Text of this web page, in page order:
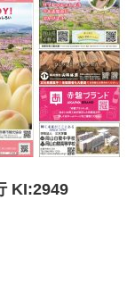
KI:2949